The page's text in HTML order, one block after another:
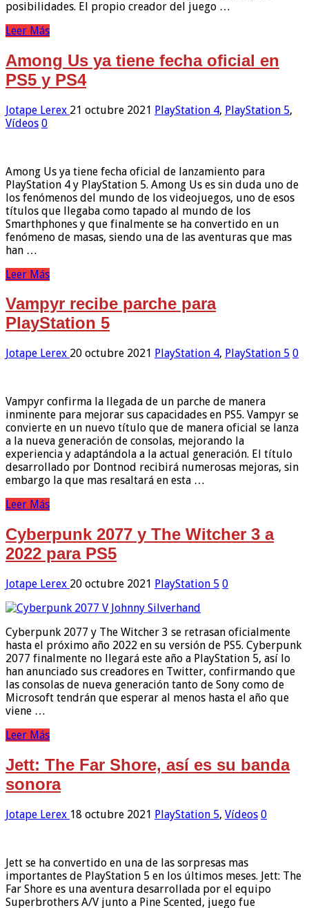
posibilidades. El propio creador del juego …
Leer Más
Among Us ya tiene fecha oficial en
PS5 y PS4
Jotape Lerex 21 octubre 2021 PlayStation 4, PlayStation 5,
Vídeos 0
Among Us ya tiene fecha oficial de lanzamiento para
PlayStation 4 y PlayStation 5. Among Us es sin duda uno de
los fenómenos del mundo de los videojuegos, uno de esos
títulos que llegaba como tapado al mundo de los
Smarthphones y que finalmente se ha convertido en un
fenómeno de masas, siendo una de las aventuras que mas
han …
Leer Más
Vampyr recibe parche para
PlayStation 5
Jotape Lerex 20 octubre 2021 PlayStation 4, PlayStation 5 0
Vampyr confirma la llegada de un parche de manera
inminente para mejorar sus capacidades en PS5. Vampyr se
convierte en un nuevo título que de manera oficial se lanza
a la nueva generación de consolas, mejorando la
experiencia y adaptándola a la actual generación. El título
desarrollado por Dontnod recibirá numerosas mejoras, sin
embargo la que mas resaltará en esta …
Leer Más
Cyberpunk 2077 y The Witcher 3 a
2022 para PS5
Jotape Lerex 20 octubre 2021 PlayStation 5 0
Cyberpunk 2077 y The Witcher 3 se retrasan oficialmente
hasta el próximo año 2022 en su versión de PS5. Cyberpunk
2077 finalmente no llegará este año a PlayStation 5, así lo
han anunciado sus creadores en Twitter, confirmando que
las consolas de nueva generación tanto de Sony como de
Microsoft tendrán que esperar al menos hasta el año que
viene …
Leer Más
Jett: The Far Shore, así es su banda
sonora
Jotape Lerex 18 octubre 2021 PlayStation 5, Vídeos 0
Jett se ha convertido en una de las sorpresas mas
importantes de PlayStation 5 en los últimos meses. Jett: The
Far Shore es una aventura desarrollada por el equipo
Superbrothers A/V junto a Pine Scented, juego fue